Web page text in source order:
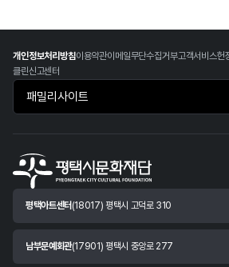
개인정보처리방침이용약관이메일무단수집거부고객서비스헌
클린신고센터
패밀리사이트 바로가기
평택아트센터 (18017) 평택시 고덕로 310
남부문예회관(17901) 평택시 중앙로 277